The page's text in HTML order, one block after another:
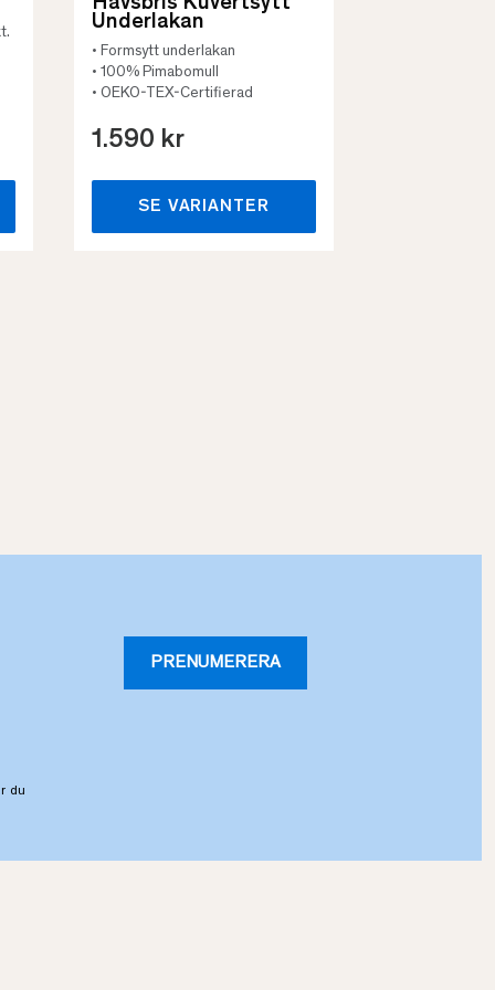
Havsbris Kuvertsytt
Underlakan
• Formsytt underlakan
• 100% Pimabomull
• OEKO-TEX-Certifierad
1.590 kr
SE VARIANTER
PRENUMERERA
du